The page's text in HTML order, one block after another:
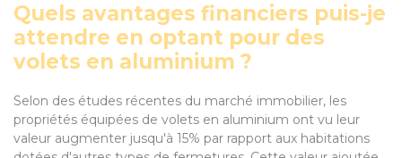
Quels avantages financiers puis-je
attendre en optant pour des
volets en aluminium ?
Selon des études récentes du marché immobilier, les
propriétés équipées de volets en aluminium ont vu leur
valeur augmenter jusqu'à 15% par rapport aux habitations